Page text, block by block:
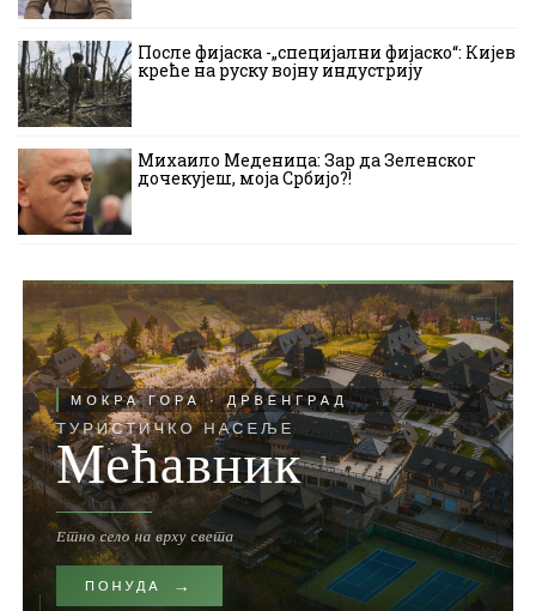
После фијаска -„специјални фијаско“: Кијев
креће на руску војну индустрију
Михаило Меденица: Зар да Зеленског
дочекујеш, моја Србијо?!